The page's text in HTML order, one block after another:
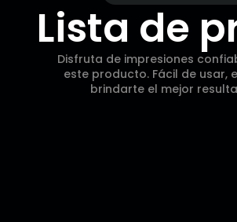
Lista de
Disfruta de impresiones
este producto. Fácil de usar,
brindarte el mejor